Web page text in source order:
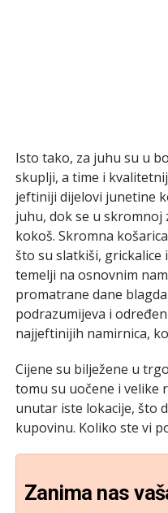
Isto tako, za juhu su u
skuplji, a time i
jeftiniji dijelovi junetine
juhu, dok se u skromnoj
kokoš. Skromna
što su slatkiši, grickalice
temelji na osnovnim
promatrane dane
podrazumijeva i
najjeftinijih namirnica,
Cijene su bilježene u
tomu su uočene i velike
unutar iste lokacije, što
kupovinu. Koliko ste vi
Zanima nas